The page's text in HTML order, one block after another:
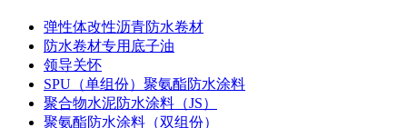
弹性体改性沥青防水卷材
防水卷材专用底子油
领导关怀
SPU（单组份）聚氨酯防水涂料
聚合物水泥防水涂料（JS）
聚氨酯防水涂料（双组份）